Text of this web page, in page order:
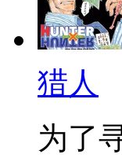
猎人
为了